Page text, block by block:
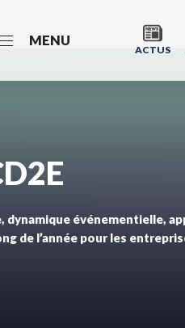
MENU
ACTUS
événementielle,
de l’année pour les